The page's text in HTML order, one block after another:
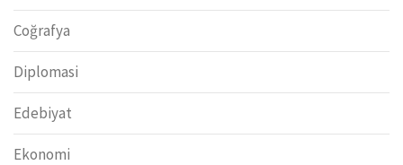
Coğrafya
Diplomasi
Edebiyat
Ekonomi